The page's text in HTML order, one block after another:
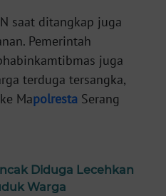
saat ditangkap juga
Pemerintah
juga
terduga tersangka,
Mapolresta Serang
Diduga Lecehkan
Warga